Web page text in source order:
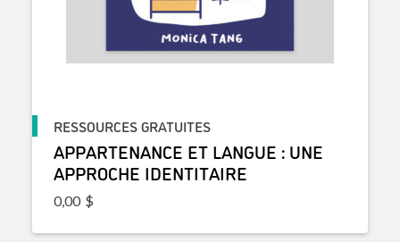
RESSOURCES GRATUITES
APPARTENANCE ET LANGUE : UNE
APPROCHE IDENTITAIRE
0,00 $